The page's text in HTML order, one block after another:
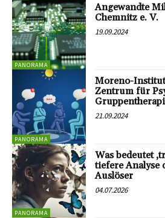
PANORAMA
Angewandte
Chemnitz e. V.
19.09.2024
PANORAMA
Moreno-
Zentrum für
21.09.2024
PANORAMA
Was bedeutet
tiefere Analyse
Auslöser
04.07.2026